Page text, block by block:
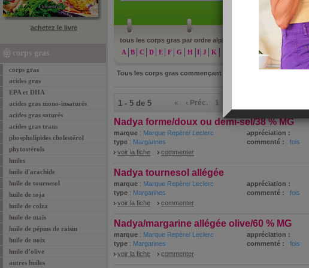
achetez le livre
corps gras
corps gras
acides gras
EPA et DHA
acides gras mono-insaturés
acides gras saturés
acides gras trans
phospholipides cholestérol
phytostérols
huiles
huile d'arachide
huile de tournesol
huile de soja
huile de colza
huile de maïs
huile de pépins de raisin
huile de noix
huile d’olive
autres huiles
tous les corps gras par ordre alphabétique :
A
B C D E F G H I J K L O P S T
Tous les corps gras commençant par
1 - 5 de 5 « ‹ Préc. 1
Nadya forme/doux ou demi-sel/38 % MG
marque : Marque Repère/ Leclerc
appréciation :
type : Margarines commenté :
fois
voir la fiche
commenter
Nadya tournesol allégée
marque : Marque Repère/ Leclerc
appréciation :
type : Margarines commenté :
fois
voir la fiche
commenter
Nadya/margarine allégée olive/60 % MG
marque : Marque Repère/ Leclerc
appréciation :
type : Margarines commenté :
fois
voir la fiche
commenter